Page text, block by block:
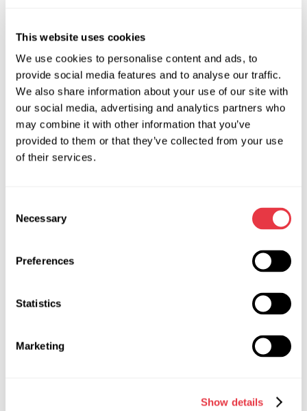
This website uses cookies
We use cookies to personalise content and ads, to
provide social media features and to analyse our traffic.
We also share information about your use of our site with
our social media, advertising and analytics partners who
may combine it with other information that you’ve
provided to them or that they’ve collected from your use
of their services.
Selection
Necessary
Preferences
Statistics
Marketing
Show details
stojana ułatwia podłączenie uzwojenia stojana do
podłączenia wyprowadzeń diagnostycznych.
Badanie uzwojeń stojana połączonych za schematem
„Gwiazda” i „Trójkąt”.
230
Aktualizacja oprogramowania nie
(podzespołów), V
12, 24
Sterowanie
na ekranie
dotykowym